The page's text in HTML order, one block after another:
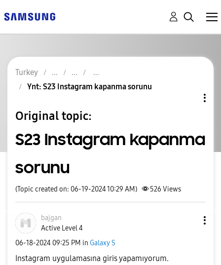
Turkey
Ynt: S23 Instagram kapanma sorunu
Original topic:
S23 Instagram kapanma
sorunu
(Topic created on: 06-19-2024 10:29 AM) 526 Views
bajgan
Active Level 4
‎06-18-2024 09:25 PM in Galaxy S
Instagram uygulamasına giris yapamıyorum.